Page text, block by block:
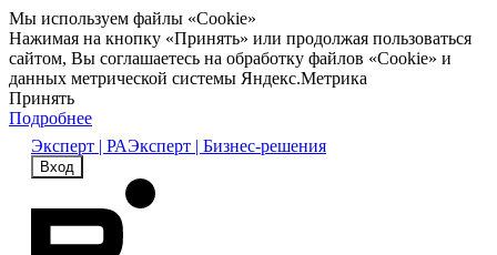
Мы используем файлы «Cookie»
Нажимая на кнопку «Принять» или продолжая пользоваться
сайтом, Вы соглашаетесь на обработку файлов «Cookie» и
данных метрической системы Яндекс.Метрика
Принять
Подробнее
Эксперт | РАЭксперт | Бизнес-решения
Вход